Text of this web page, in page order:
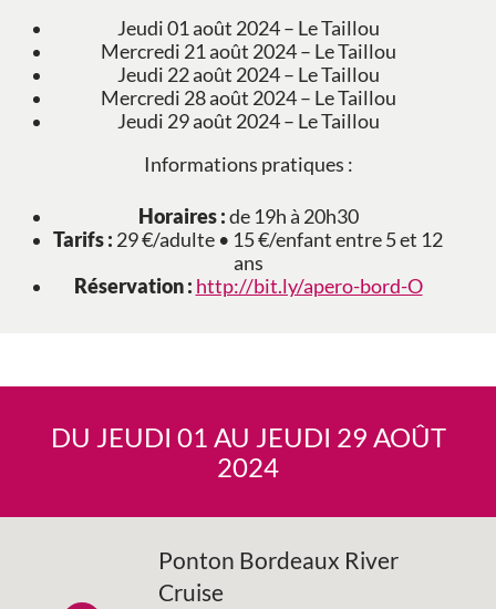
Jeudi 01 août 2024 – Le Taillou
Mercredi 21 août 2024 – Le Taillou
Jeudi 22 août 2024 – Le Taillou
Mercredi 28 août 2024 – Le Taillou
Jeudi 29 août 2024 – Le Taillou
Informations pratiques :
Horaires :de 19h à 20h30
Tarifs : 29 €/adulte • 15 €/enfant entre 5 et 12
ans
Réservation : http://bit.ly/apero-bord-O
DU JEUDI 01 AU JEUDI 29 AOÛT
2024
Ponton Bordeaux River
Cruise